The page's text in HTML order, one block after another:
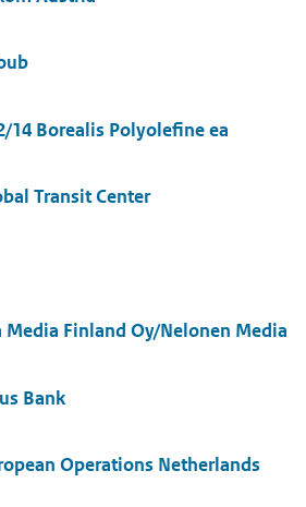
14 Borealis Polyolefine ea
Transit Center
Media Finland Oy/Nelonen Media
Bank
Operations Netherlands